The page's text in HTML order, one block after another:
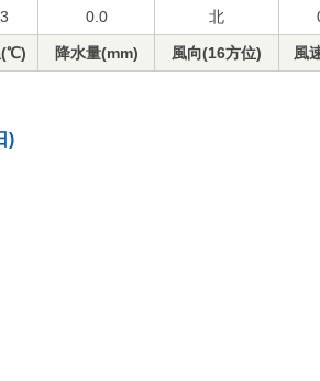
0.0 北
(℃) 降水量(mm) 風向(16方位) 風
)